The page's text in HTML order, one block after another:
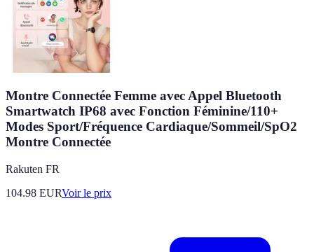
Montre Connectée Femme avec Appel Bluetooth
Smartwatch IP68 avec Fonction Féminine/110+
Modes Sport/Fréquence Cardiaque/Sommeil/SpO2
Montre Connectée
Rakuten FR
104.98 EURVoir le prix